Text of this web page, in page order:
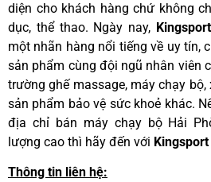
diện cho khách hàng chứ không
dục, thể thao. Ngày nay, Kingsport
một nhãn hàng nổi tiếng về uy tín,
sản phẩm cùng đội ngũ nhân viên
trường ghế massage, máy chạy
sản phẩm bảo vệ sức khoẻ khác.
địa chỉ bán máy chạy bộ Hải
lượng cao thì hãy đến với Kingsport
Thông tin liên hệ: